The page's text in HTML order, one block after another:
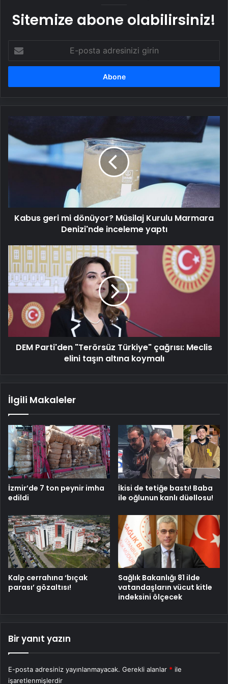
Sitemize abone olabilirsiniz!
posta
adresinizi
Müsilaj
inceleme
yaptı
Kabus geri mi dönüyor? Müsilaj Kurulu Marmara
Denizi'nde inceleme yaptı
DEM
Parti'den
"Terörsüz
Türkiye"
çağrısı:
Meclis
elini
taşın
altına
koymalı
DEM Parti'den "Terörsüz Türkiye" çağrısı: Meclis
elini taşın altına koymalı
İlgili Makaleler
İzmir’de 7 ton peynir imha
edildi
İkisi de tetiğe bastı! Baba
ile oğlunun kanlı düellosu!
Kalp cerrahına ‘bıçak
parası’ gözaltısı!
Sağlık Bakanlığı 81 ilde
vatandaşların vücut kitle
indeksini ölçecek
Bir yanıt yazın
E-posta adresiniz yayınlanmayacak. Gerekli alanlar * ile
işaretlenmişlerdir